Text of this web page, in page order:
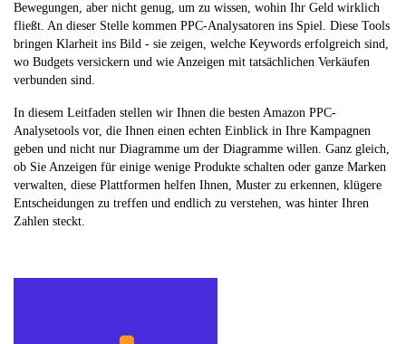
Bewegungen, aber nicht genug, um zu wissen, wohin Ihr Geld wirklich
fließt. An dieser Stelle kommen PPC-Analysatoren ins Spiel. Diese Tools
bringen Klarheit ins Bild - sie zeigen, welche Keywords erfolgreich sind,
wo Budgets versickern und wie Anzeigen mit tatsächlichen Verkäufen
verbunden sind.
In diesem Leitfaden stellen wir Ihnen die besten Amazon PPC-
Analysetools vor, die Ihnen einen echten Einblick in Ihre Kampagnen
geben und nicht nur Diagramme um der Diagramme willen. Ganz gleich,
ob Sie Anzeigen für einige wenige Produkte schalten oder ganze Marken
verwalten, diese Plattformen helfen Ihnen, Muster zu erkennen, klügere
Entscheidungen zu treffen und endlich zu verstehen, was hinter Ihren
Zahlen steckt.